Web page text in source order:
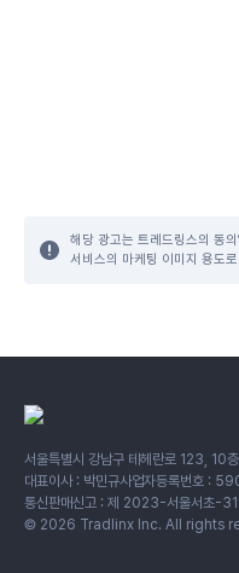
해당 광고는 트레드링스의 동
서비스의 마케팅 이미지 용도
서울특별시 강남구 테헤란로 123, 10층
대표이사 : 박민규사업자등록번호 :
통신판매신고 : 제 2023-서울서초-
© 2026 Tradlinx Inc. All rights